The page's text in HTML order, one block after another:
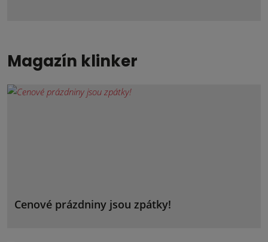
Magazín klinker
Cenové prázdniny jsou zpátky!